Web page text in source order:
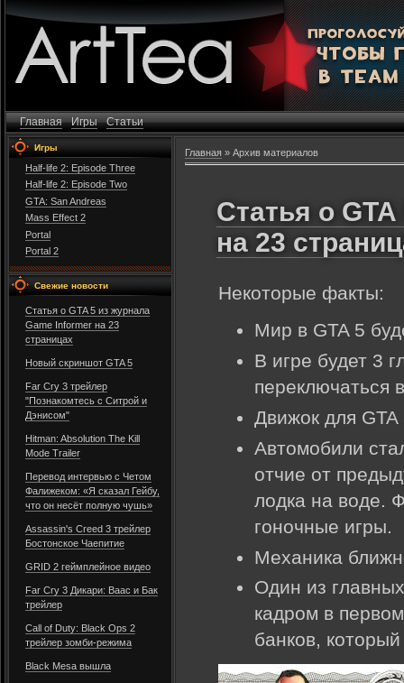
Главная Игры Статьи
Игры
Half-life 2: Episode Three
Half-life 2: Episode Two
GTA: San Andreas
Mass Effect 2
Portal
Portal 2
Свежие новости
Статья о GTA 5 из журнала
Game Informer на 23
страницах
Новый скриншот GTA 5
Far Cry 3 трейлер
"Познакомтесь с Cитрой и
Дэнисом"
Hitman: Absolution The Kill
Mode Trailer
Перевод интервью с Четом
Фалижеком: «Я сказал Гейбу,
что он несёт полную чушь»
Assassin's Creed 3 трейлер
Бостонское Чаепитие
GRID 2 геймплейное видео
Far Cry 3 Дикари: Ваас и Бак
трейлер
Call of Duty: Black Ops 2
трейлер зомби-режима
Black Mesa вышла
Главная » Архив материалов
Статья о
на 23
Некоторые факты:
Мир в GTA 5
В игре будет 3
переключаться
Движок для
Автомобили
отчие от
лодка на воде.
гоночные игры.
Механика
Один из
кадром в
банков,